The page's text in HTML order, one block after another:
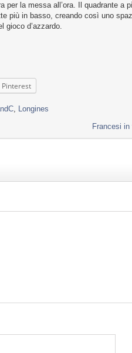
per la messa all’ora. Il quadrante a
più in basso, creando così uno
gioco d’azzardo.
Pinterest
, Longines
Francesi